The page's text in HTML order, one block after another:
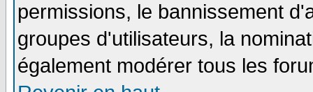
permissions, le bannissement
groupes d'utilisateurs, la
également modérer tous les